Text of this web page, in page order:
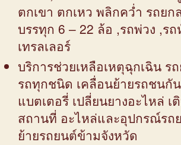
ตกเขา ตกเหว พลิกคว่ำ รถยก
บรรทุก 6 – 22 ล้อ ,รถพ่วง ,ร
เทรลเลอร์
บริการช่วยเหลือเหตุฉุกเฉิน ร
รถทุกชนิด เคลื่อนย้ายรถชนกั
แบตเตอรี่ เปลี่ยนยางอะไหล่
สถานที่ อะไหล่และอุปกรณ์รถ
ย้ายรถยนต์ข้ามจังหวัด